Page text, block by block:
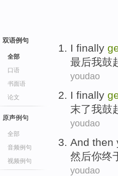
双语例句
全部
口语
书面语
论文
原声例句
全部
音频例句
视频例句
I finally
最后我鼓
youdao
I finally
末了我鼓
youdao
And then
然后你终
youdao